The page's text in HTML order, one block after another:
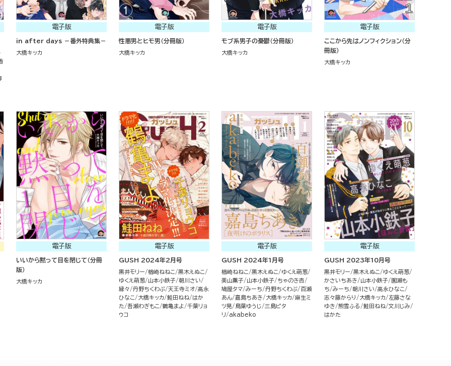
電子版
in after days －番外特典集－
大橋キッカ
電子版
性悪男とヒモ男（分冊版）
大橋キッカ
電子版
モブ系男子の憂鬱（分冊版）
大橋キッカ
電子版
ここから先はノンフィクション（分
冊版）
大橋キッカ
電子版
いいから黙って目を閉じて（分冊
版）
大橋キッカ
電子版
GUSH 2024年2月号
黒井モリー 楢崎ねねこ
黒木えぬこ
ゆくえ萌葱
山本小鉄子 朝川さい
縁々
丹野ちくわぶ 天王寺ミオ 高永
ひなこ
大橋キッカ 鮭田ねね
はか
た
吾瀬わぎもこ 鶴亀まよ
千葉リョ
ウコ
電子版
GUSH 2024年1月号
楢崎ねねこ 黒木えぬこ
ゆくえ萌葱
美山薫子
山本小鉄子
ちゃのき杏
鳩屋タマ みーち 丹野ちくわぶ 百瀬
あん 嘉島ちあき 大橋キッカ
麻生ミ
ツ晃
鳥葉ゆうじ
三島ピタ
リ
akabeko
電子版
GUSH 2023年10月号
黒井モリー 黒木えぬこ
ゆくえ萌葱
かさいちあき
山本小鉄子
園瀬も
ち
みーち 朝川さい
高永ひなこ
志々藤からり
大橋キッカ
左藤さな
ゆき
熊雪ふる 鮭田ねね
文川じみ
はかた